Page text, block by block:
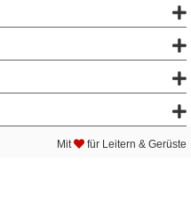
Mit für Leitern & Gerüste